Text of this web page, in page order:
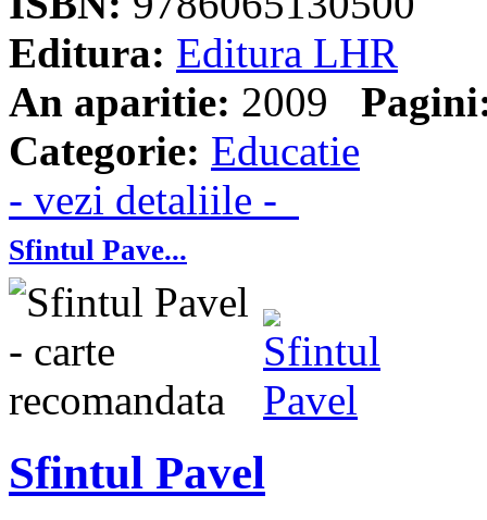
Editura: Editura LHR
An aparitie: 2009
Categorie: Educatie
- vezi detaliile -
Sfintul Pave...
Sfintul Pavel